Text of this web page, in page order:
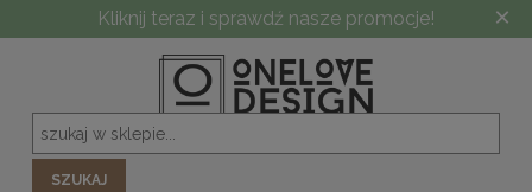
Kliknij teraz i sprawdź nasze promocje! ×
SZUKAJ